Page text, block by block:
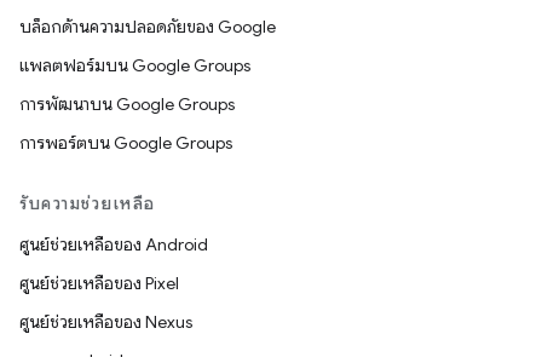
บล็อกด้านความปลอดภัยของ Google
แพลตฟอร์มบน Google Groups
การพัฒนาบน Google Groups
การพอร์ตบน Google Groups
รับความช่วยเหลือ
ศูนย์ช่วยเหลือของ Android
ศูนย์ช่วยเหลือของ Pixel
ศูนย์ช่วยเหลือของ Nexus